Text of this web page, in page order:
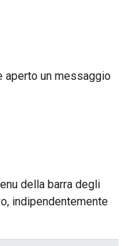
aperto un messaggio
della barra degli
indipendentemente